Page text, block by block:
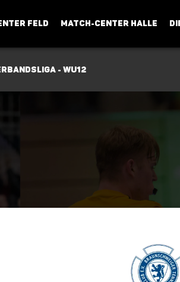
FELD MATCH-CENTER HALLE
- wU12